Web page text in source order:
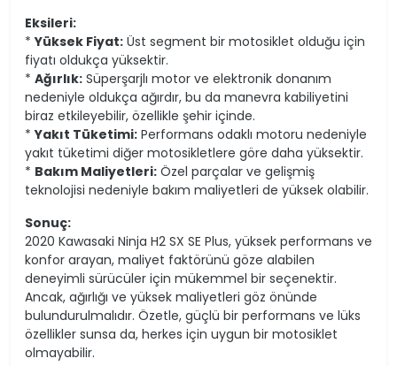
Eksileri:
*Yüksek Fiyat: Üst segment bir motosiklet olduğu için
fiyatı oldukça yüksektir.
* Ağırlık: Süperşarjlı motor ve elektronik donanım
nedeniyle oldukça ağırdır, bu da manevra kabiliyetini
biraz etkileyebilir, özellikle şehir içinde.
*Yakıt Tüketimi: Performans odaklı motoru nedeniyle
yakıt tüketimi diğer motosikletlere göre daha yüksektir.
* Bakım Maliyetleri: Özel parçalar ve gelişmiş
teknolojisi nedeniyle bakım maliyetleri de yüksek olabilir.
Sonuç:
2020 Kawasaki Ninja H2 SX SE Plus, yüksek performans ve
konfor arayan, maliyet faktörünü göze alabilen
deneyimli sürücüler için mükemmel bir seçenektir.
Ancak, ağırlığı ve yüksek maliyetleri göz önünde
bulundurulmalıdır. Özetle, güçlü bir performans ve lüks
özellikler sunsa da, herkes için uygun bir motosiklet
olmayabilir.